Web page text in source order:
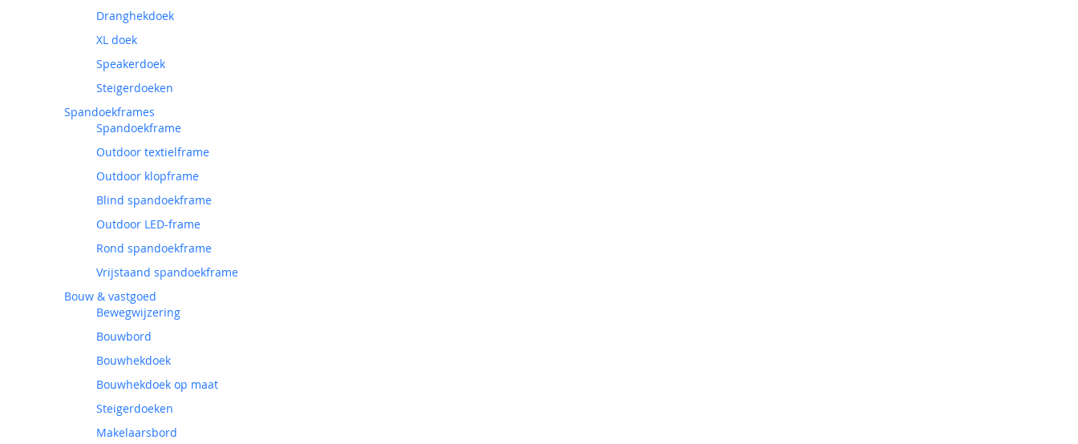
Dranghekdoek
XL doek
Speakerdoek
Steigerdoeken
Spandoekframes
Spandoekframe
Outdoor textielframe
Outdoor klopframe
Blind spandoekframe
Outdoor LED-frame
Rond spandoekframe
Vrijstaand spandoekframe
Bouw & vastgoed
Bewegwijzering
Bouwbord
Bouwhekdoek
Bouwhekdoek op maat
Steigerdoeken
Makelaarsbord